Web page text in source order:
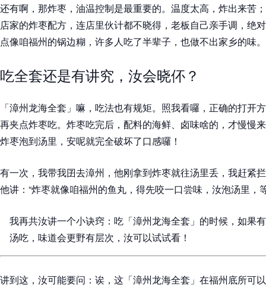
还有啊，那炸枣，油温控制是最重要的。温度太高，炸出来苦
店家的炸枣配方，连店里伙计都不晓得，老板自己亲手调，绝
点像咱福州的锅边糊，许多人吃了半辈子，也做不出家乡的味。
吃全套还是有讲究，汝会晓伓？
「漳州龙海全套」嘛，吃法也有规矩。照我看囉，正确的打开
再夹点炸枣吃。炸枣吃完后，配料的海鲜、卤味啥的，才慢慢
炸枣泡到汤里，安呢就完全破坏了口感囉！
有一次，我带我囝去漳州，他刚拿到炸枣就往汤里丢，我赶紧
他讲：“炸枣就像咱福州的鱼丸，得先咬一口尝味，汝泡汤里，
我再共汝讲一个小诀窍：吃「漳州龙海全套」的时候，如果
汤吃，味道会更野有层次，汝可以试试看！
讲到这，汝可能要问：诶，这「漳州龙海全套」在福州底所可